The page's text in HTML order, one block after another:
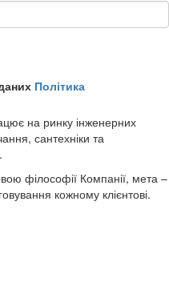
Політика
на ринку інженерних
сантехніки та
філософії Компанії, мета –
кожному клієнтові.